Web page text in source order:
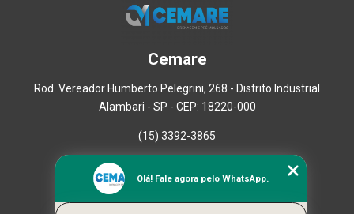
Cemare
Rod. Vereador Humberto Pelegrini, 268 - Distrito Industrial
Alambari - SP - CEP: 18220-000
(15) 3392-3865
Empresa
Missão
Olá! Fale agora pelo WhatsApp.